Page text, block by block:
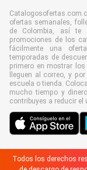
ofertas semanales,
de Colombia, así te
promociones de los
fácilmente una
temporadas de
primero en mostrar
lleguen al correo, y
escuela o tienda.
mucho tiempo y
contribuyes a reducir el
Todos los derechos